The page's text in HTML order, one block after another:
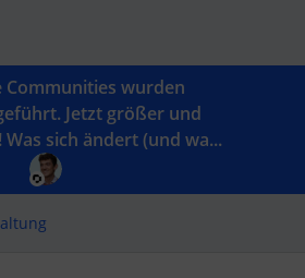
Communities wurden
Jetzt größer und
sich ändert (und wa...